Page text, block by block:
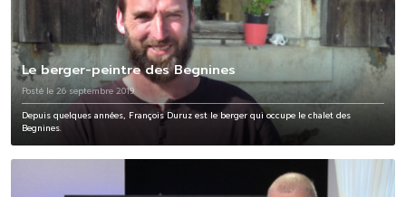
Le berger-peintre des Begnines
Posté le 26 septembre 2019
Depuis quelques années, François Duruz est le berger qui occupe le chalet des
Begnines.